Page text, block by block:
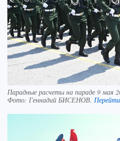
Парадные расчеты на параде 9 мая
Фото: Геннадий БИСЕНОВ.